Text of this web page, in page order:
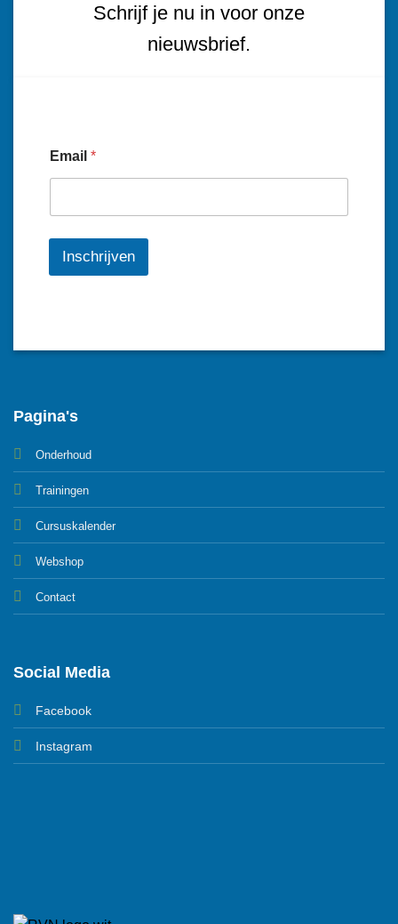
Schrijf je nu in voor onze
nieuwsbrief.
Email *
Inschrijven
Pagina's
Onderhoud
Trainingen
Cursuskalender
Webshop
Contact
Social Media
Facebook
Instagram